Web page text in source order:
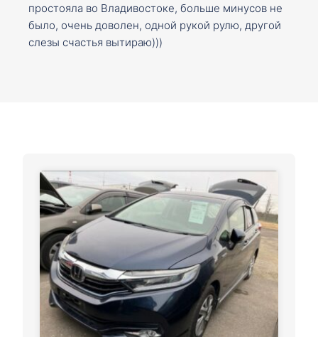
простояла во Владивостоке, больше минусов не
было, очень доволен, одной рукой рулю, другой
слезы счастья вытираю)))